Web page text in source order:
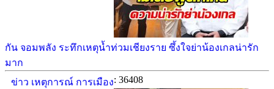
กัน จอมพลัง ระทึกเหตุน้ำท่วมเชียงราย ซึ้งใจย่าน้องเกลน่ารัก
มาก
ข่าว เหตุการณ์ การเมือง: 36408